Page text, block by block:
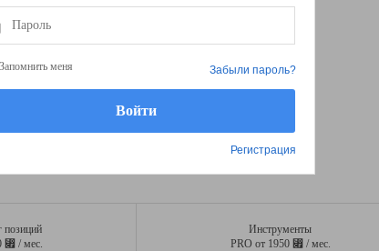
позиций
⃏ / мес.
Инструменты
PRO от 1950 ⃏ / мес.
Пароль
Запомнить меня
Регистрация
Забыли пароль?